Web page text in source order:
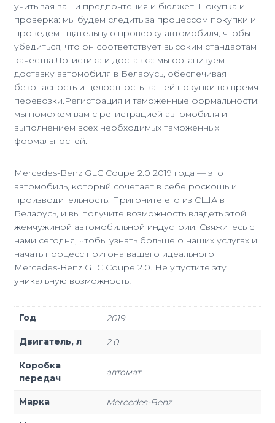
учитывая ваши предпочтения и бюджет. Покупка и
проверка: мы будем следить за процессом покупки и
проведем тщательную проверку автомобиля, чтобы
убедиться, что он соответствует высоким стандартам
качества.Логистика и доставка: мы организуем
доставку автомобиля в Беларусь, обеспечивая
безопасность и целостность вашей покупки во время
перевозки.Регистрация и таможенные формальности:
мы поможем вам с регистрацией автомобиля и
выполнением всех необходимых таможенных
формальностей.
Mercedes-Benz GLC Coupe 2.0 2019 года — это
автомобиль, который сочетает в себе роскошь и
производительность. Пригоните его из США в
Беларусь, и вы получите возможность владеть этой
жемчужиной автомобильной индустрии. Свяжитесь с
нами сегодня, чтобы узнать больше о наших услугах и
начать процесс пригона вашего идеального
Mercedes-Benz GLC Coupe 2.0. Не упустите эту
уникальную возможность!
Год 2019
Двигатель, л 2.0
Коробка
передач
автомат
Марка Mercedes-Benz